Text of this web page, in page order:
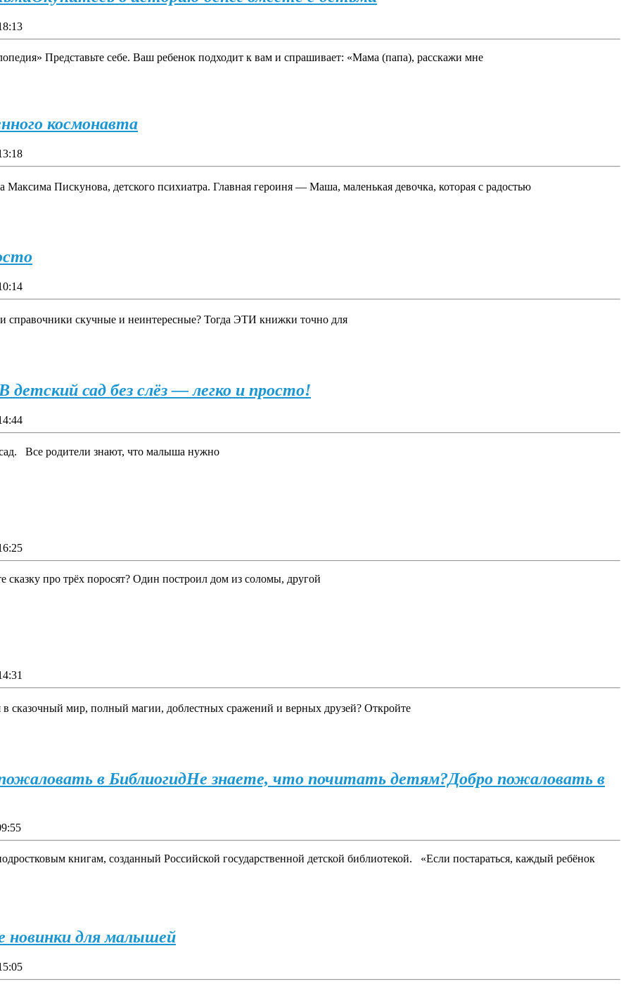
Представьте себе. Ваш ребенок подходит к вам и спрашивает: «Мама (папа), расскажи мне
космонавта
Пискунова, детского психиатра. Главная героиня — Маша, маленькая девочка, которая с радостью
справочники скучные и неинтересные? Тогда ЭТИ книжки точно для
детский сад без слёз — легко и просто!
Все родители знают, что малыша нужно
про трёх поросят? Один построил дом из соломы, другой
сказочный мир, полный магии, доблестных сражений и верных друзей? Откройте
в БиблиогидНе знаете, что почитать детям?Добро пожаловать в
книгам, созданный Российской государственной детской библиотекой. «Если постараться, каждый ребёнок
для малышей